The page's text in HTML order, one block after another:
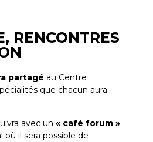
RENCONTRES
partagé au Centre
que chacun aura
avec un « café forum »
où il sera possible de